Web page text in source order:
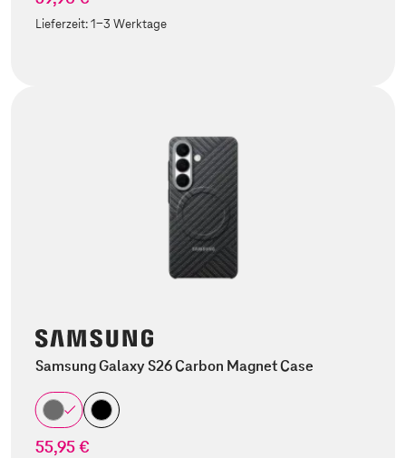
Lieferzeit:1-3 Werktage
Samsung Galaxy S26 Carbon Magnet Case
55,95 €